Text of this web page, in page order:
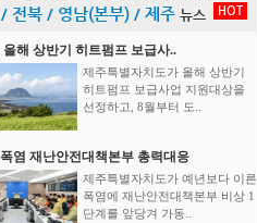
전북 / 영남(본부) / 제주 뉴스 HOT
올해 상반기 히트펌프 보급사..
제주특별자치도가 올해 상반기
히트펌프 보급사업 지원대상을
선정하고, 8월부터 도..
염 재난안전대책본부 총력대응
제주특별자치도가 예년보다 이른
폭염에 재난안전대책본부 비상 1
단계를 앞당겨 가동..